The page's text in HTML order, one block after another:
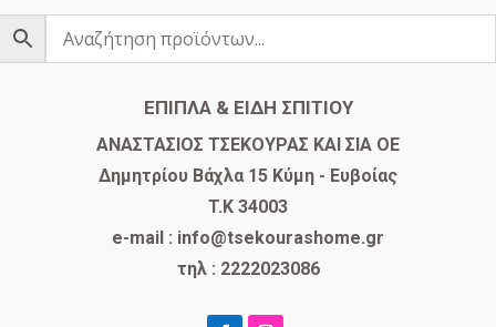
ΕΠΙΠΛΑ & ΕΙΔΗ ΣΠΙΤΙΟΥ
​ΑΝΑΣΤΑΣΙΟΣ ΤΣΕΚΟΥΡΑΣ ΚΑΙ ΣΙΑ ΟΕ
Δημητρίου Βάχλα 15 Κύμη - Ευβοίας
T.K 34003
e-mail : info@tsekourashome.gr
τηλ : 2222023086